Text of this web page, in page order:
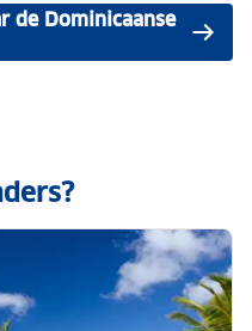
de Dominicaanse